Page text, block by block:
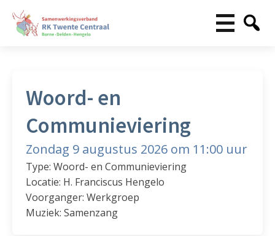
Woord- en
Communieviering
Zondag 9 augustus 2026 om 11:00 uur
Type: Woord- en Communieviering
Locatie: H. Franciscus Hengelo
Voorganger: Werkgroep
Muziek: Samenzang